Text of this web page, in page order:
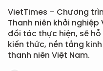
VietTimes – Chương
Thanh niên khởi
đối tác thực hiện, sẽ
kiến thức, nền tảng
thanh niên Việt Nam.